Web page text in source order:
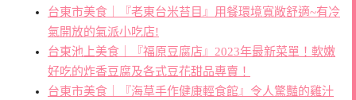
台東市美食｜『老東台米苔目』用餐環境寬敞舒適~有冷
氣開放的氣派小吃店!
台東池上美食｜『福原豆腐店』2023年最新菜單！軟嫩
好吃的炸香豆腐及各式豆花甜品專賣！
台東市美食｜『海草手作健康輕食館』令人驚豔的雞汁